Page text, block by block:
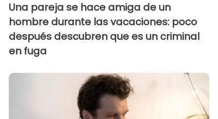
Una pareja se hace amiga de un
hombre durante las vacaciones: poco
después descubren que es un criminal
en fuga